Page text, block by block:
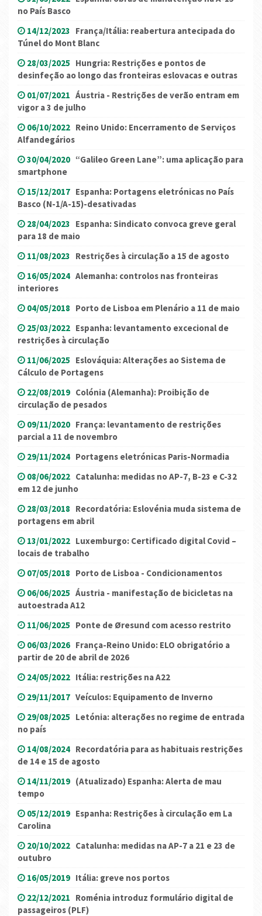
no País Basco
14/12/2023 França/Itália: reabertura antecipada do
Túnel do Mont Blanc
28/03/2025 Hungria: Restrições e pontos de
desinfeção ao longo das fronteiras eslovacas e outras
01/07/2021 Áustria - Restrições de verão entram em
vigor a 3 de julho
06/10/2022 Reino Unido: Encerramento de Serviços
Alfandegários
30/04/2020 “Galileo Green Lane”: uma aplicação para
smartphone
15/12/2017 Espanha: Portagens eletrónicas no País
Basco (N-1/A-15)-desativadas
28/04/2023 Espanha: Sindicato convoca greve geral
para 18 de maio
11/08/2023 Restrições à circulação a 15 de agosto
16/05/2024 Alemanha: controlos nas fronteiras
interiores
04/05/2018 Porto de Lisboa em Plenário a 11 de maio
25/03/2022 Espanha: levantamento excecional de
restrições à circulação
11/06/2025 Eslováquia: Alterações ao Sistema de
Cálculo de Portagens
22/08/2019 Colónia (Alemanha): Proibição de
circulação de pesados
09/11/2020 França: levantamento de restrições
parcial a 11 de novembro
29/11/2024 Portagens eletrónicas Paris-Normadia
08/06/2022 Catalunha: medidas no AP-7, B-23 e C-32
em 12 de junho
28/03/2018 Recordatória: Eslovénia muda sistema de
portagens em abril
13/01/2022 Luxemburgo: Certificado digital Covid –
locais de trabalho
07/05/2018 Porto de Lisboa - Condicionamentos
06/06/2025 Áustria - manifestação de bicicletas na
autoestrada A12
11/06/2025 Ponte de Øresund com acesso restrito
06/03/2026 França-Reino Unido: ELO obrigatório a
partir de 20 de abril de 2026
24/05/2022 Itália: restrições na A22
29/11/2017 Veículos: Equipamento de Inverno
29/08/2025 Letónia: alterações no regime de entrada
no país
14/08/2024 Recordatória para as habituais restrições
de 14 e 15 de agosto
14/11/2019 (Atualizado) Espanha: Alerta de mau
tempo
05/12/2019 Espanha: Restrições à circulação em La
Carolina
20/10/2022 Catalunha: medidas na AP-7 a 21 e 23 de
outubro
16/05/2019 Itália: greve nos portos
22/12/2021 Roménia introduz formulário digital de
passageiros (PLF)